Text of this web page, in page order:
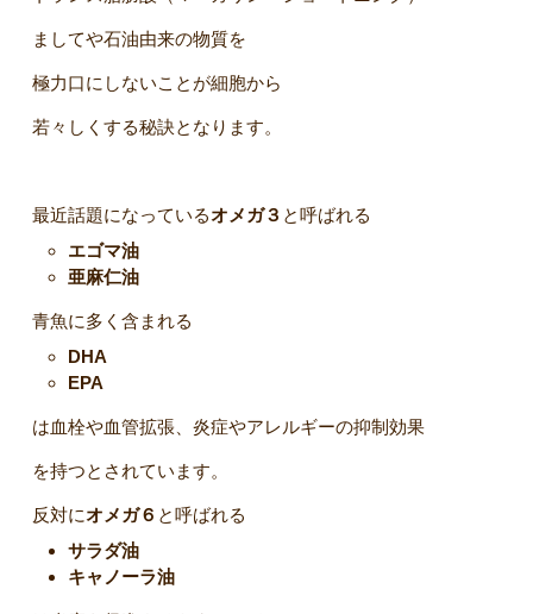
ましてや石油由来の物質を
極力口にしないことが細胞から
若々しくする秘訣となります。
最近話題になっているオメガ３ と呼ばれる
エゴマ油
亜麻仁油
青魚に多く含まれる
DHA
EPA
は血栓や血管拡張、炎症やアレルギーの抑制効果
を持つとされています。
反対にオメガ６ と呼ばれる
サラダ油
キャノーラ油